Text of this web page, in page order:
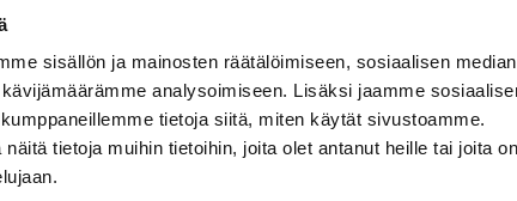
sisällön ja mainosten räätälöimiseen, sosiaalisen median
analysoimiseen. Lisäksi jaamme
tietoja siitä, miten käytät sivustoamme.
tietoja muihin tietoihin, joita olet antanut heille tai joita